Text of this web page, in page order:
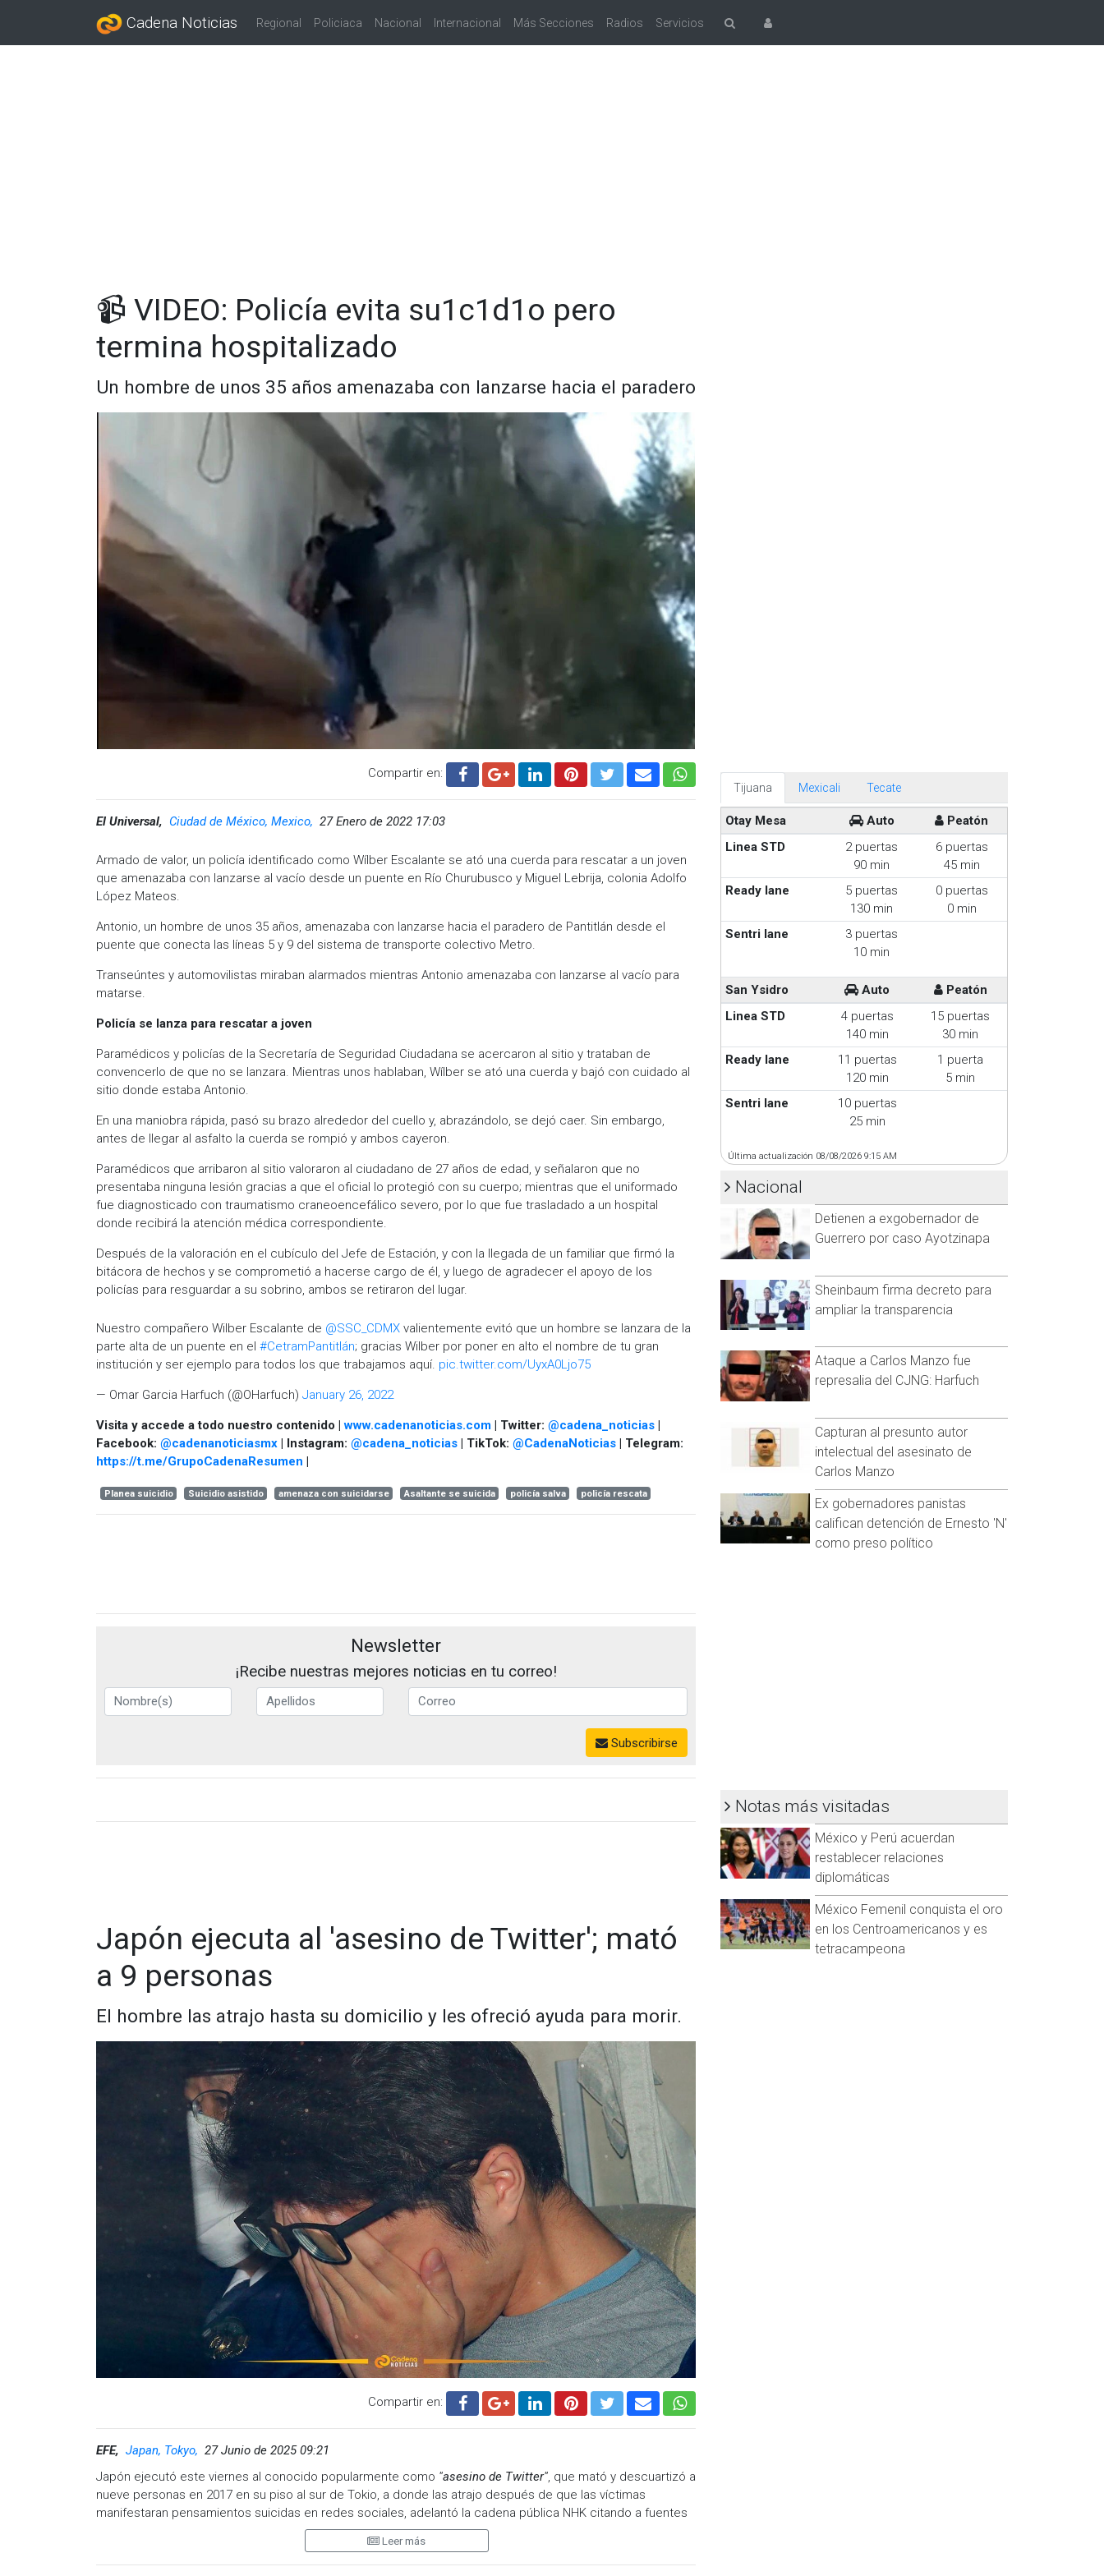
Cadena Noticias Regional Policiaca Nacional Internacional Más Secciones Radios Servicios
📹 VIDEO: Policía evita su1c1d1o pero
termina hospitalizado
Un hombre de unos 35 años amenazaba con lanzarse hacia el paradero
Compartir en:
El Universal, Ciudad de México, Mexico, 27 Enero de 2022 17:03
Armado de valor, un policía identificado como Wílber Escalante se ató una cuerda para rescatar a un joven
que amenazaba con lanzarse al vacío desde un puente en Río Churubusco y Miguel Lebrija, colonia Adolfo
López Mateos.
Antonio, un hombre de unos 35 años, amenazaba con lanzarse hacia el paradero de Pantitlán desde el
puente que conecta las líneas 5 y 9 del sistema de transporte colectivo Metro.
Transeúntes y automovilistas miraban alarmados mientras Antonio amenazaba con lanzarse al vacío para
matarse.
Policía se lanza para rescatar a joven
Paramédicos y policías de la Secretaría de Seguridad Ciudadana se acercaron al sitio y trataban de
convencerlo de que no se lanzara. Mientras unos hablaban, Wílber se ató una cuerda y bajó con cuidado al
sitio donde estaba Antonio.
En una maniobra rápida, pasó su brazo alrededor del cuello y, abrazándolo, se dejó caer. Sin embargo,
antes de llegar al asfalto la cuerda se rompió y ambos cayeron.
Paramédicos que arribaron al sitio valoraron al ciudadano de 27 años de edad, y señalaron que no
presentaba ninguna lesión gracias a que el oficial lo protegió con su cuerpo; mientras que el uniformado
fue diagnosticado con traumatismo craneoencefálico severo, por lo que fue trasladado a un hospital
donde recibirá la atención médica correspondiente.
Después de la valoración en el cubículo del Jefe de Estación, y con la llegada de un familiar que firmó la
bitácora de hechos y se comprometió a hacerse cargo de él, y luego de agradecer el apoyo de los
policías para resguardar a su sobrino, ambos se retiraron del lugar.
Nuestro compañero Wilber Escalante de @SSC_CDMX valientemente evitó que un hombre se lanzara de la
parte alta de un puente en el #CetramPantitlán; gracias Wilber por poner en alto el nombre de tu gran
institución y ser ejemplo para todos los que trabajamos aquí. pic.twitter.com/UyxA0Ljo75
— Omar Garcia Harfuch (@OHarfuch) January 26, 2022
Visita y accede a todo nuestro contenido |www.cadenanoticias.com | Twitter: @cadena_noticias |
Facebook: @cadenanoticiasmx | Instagram: @cadena_noticias | TikTok: @CadenaNoticias | Telegram:
https://t.me/GrupoCadenaResumen |
Planea suicidio Suicidio asistido amenaza con suicidarse Asaltante se suicida policía salva policía rescata
Newsletter
¡Recibe nuestras mejores noticias en tu correo!
Subscribirse
Japón ejecuta al 'asesino de Twitter'; mató
a 9 personas
El hombre las atrajo hasta su domicilio y les ofreció ayuda para morir.
Compartir en:
EFE, Japan, Tokyo, 27 Junio de 2025 09:21
Japón ejecutó este viernes al conocido popularmente como "asesino de Twitter", que mató y descuartizó a
nueve personas en 2017 en su piso al sur de Tokio, a donde las atrajo después de que las víctimas
manifestaran pensamientos suicidas en redes sociales, adelantó la cadena pública NHK citando a fuentes
Cuestionaron "consentimiento" de las víctimas en juicio
Leer más
Tijuana Mexicali Tecate
Otay Mesa Auto
Peatón
Linea STD
2 puertas
90 min
6 puertas
45 min
Ready lane
5 puertas
130 min
0 puertas
0 min
Sentri lane
3 puertas
10 min
San Ysidro Auto
Peatón
Linea STD
4 puertas
140 min
15 puertas
30 min
Ready lane
11 puertas
120 min
1 puerta
5 min
Sentri lane
10 puertas
25 min
Última actualización 08/08/2026 9:15 AM
Nacional
Detienen a exgobernador de
Guerrero por caso Ayotzinapa
Sheinbaum firma decreto para
ampliar la transparencia
Ataque a Carlos Manzo fue
represalia del CJNG: Harfuch
Capturan al presunto autor
intelectual del asesinato de
Carlos Manzo
Ex gobernadores panistas
califican detención de Ernesto 'N'
como preso político
Notas más visitadas
México y Perú acuerdan
restablecer relaciones
diplomáticas
México Femenil conquista el oro
en los Centroamericanos y es
tetracampeona